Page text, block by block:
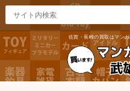
佐賀・長崎の買取はマン